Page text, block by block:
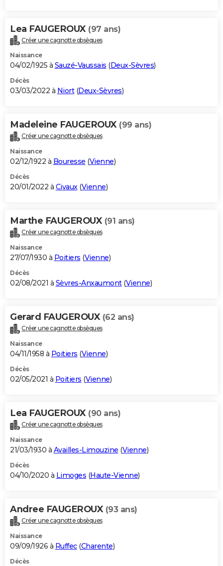
Lea FAUGEROUX (97 ans)
Créer une cagnotte obsèques
Naissance
04/02/1925 à Sauzé-Vaussais (Deux-Sèvres)
Décès
03/03/2022 à Niort(Deux-Sèvres)
Madeleine FAUGEROUX (99 ans)
Créer une cagnotte obsèques
Naissance
02/12/1922 à Bouresse (Vienne)
Décès
20/01/2022 à Civaux(Vienne)
Marthe FAUGEROUX (91 ans)
Créer une cagnotte obsèques
Naissance
27/07/1930 à Poitiers (Vienne)
Décès
02/08/2021 à Sèvres-Anxaumont(Vienne)
Gerard FAUGEROUX (62 ans)
Créer une cagnotte obsèques
Naissance
04/11/1958 à Poitiers (Vienne)
Décès
02/05/2021 à Poitiers (Vienne)
Lea FAUGEROUX (90 ans)
Créer une cagnotte obsèques
Naissance
21/03/1930 à Availles-Limouzine (Vienne)
Décès
04/10/2020 à Limoges (Haute-Vienne)
Andree FAUGEROUX (93 ans)
Créer une cagnotte obsèques
Naissance
09/09/1926 à Ruffec(Charente)
Décès